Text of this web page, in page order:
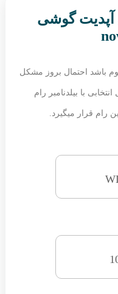
آپدیت گوشی
باشد احتمال بروز مشکل
با بیلدنامبر رام
رام قرار میگیرد.